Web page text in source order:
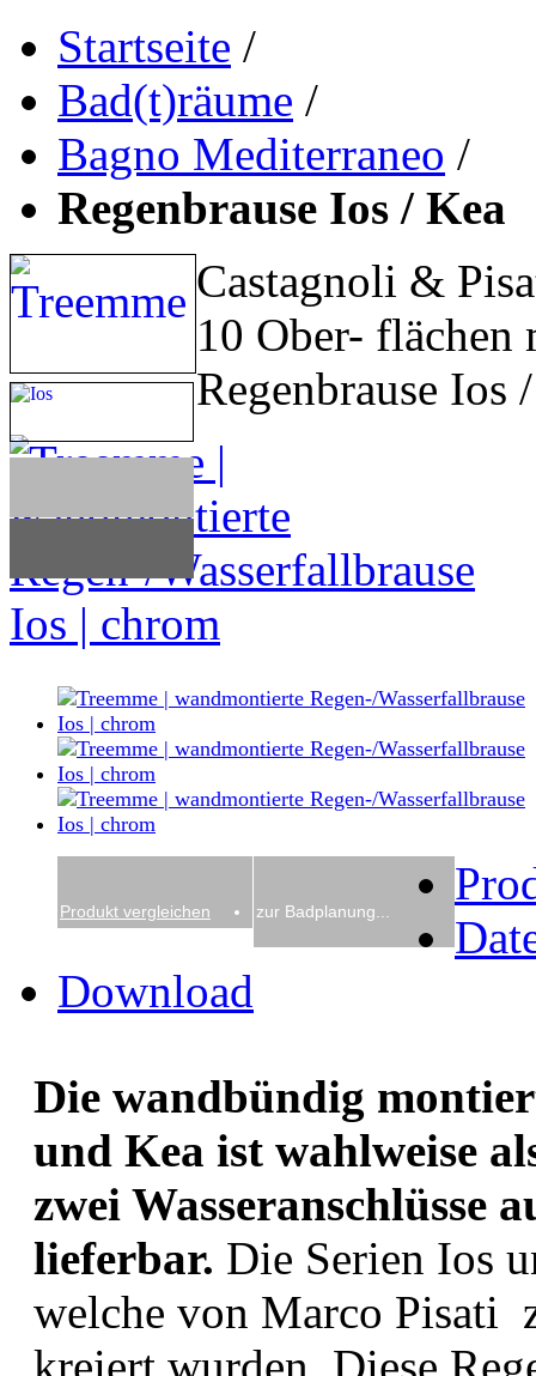
Startseite /
Bad(t)räume /
Bagno Mediterraneo /
Regenbrause Ios / Kea
Castagnoli &
10 Ober- flächen
Regenbrause Ios
Produkt vergleichen zur Badplanung...
Download
Die wandbündig
und Kea ist wahlweise
zwei Wasseranschlüsse
lieferbar. Die Serien Ios
welche von Marco Pisati
kreiert wurden. Diese